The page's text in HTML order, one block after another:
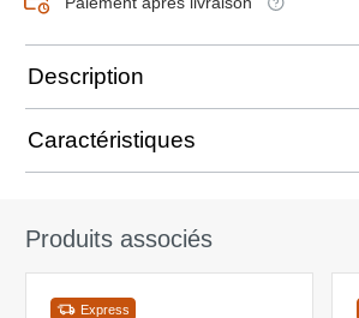
Description
Caractéristiques
Produits associés
Express